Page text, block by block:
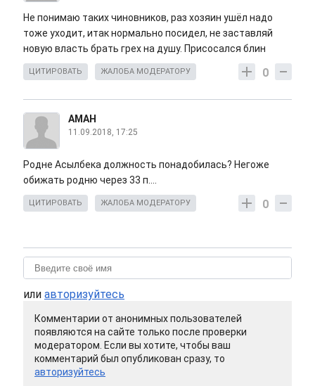
Не понимаю таких чиновников, раз хозяин ушёл надо
тоже уходит, итак нормально посидел, не заставляй
новую власть брать грех на душу. Присосался блин
0
ЦИТИРОВАТЬ ЖАЛОБА МОДЕРАТОРУ
АМАН
11.09.2018, 17:25
Родне Асылбека должность понадобилась? Негоже
обижать родню через 33 п....
0
ЦИТИРОВАТЬ ЖАЛОБА МОДЕРАТОРУ
или авторизуйтесь
Комментарии от анонимных пользователей
появляются на сайте только после проверки
модератором. Если вы хотите, чтобы ваш
комментарий был опубликован сразу, то
авторизуйтесь